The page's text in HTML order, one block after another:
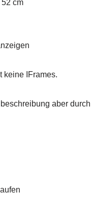
cm
keine IFrames.
aber